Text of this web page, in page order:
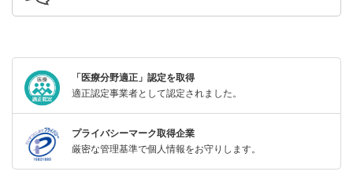
「医療分野適正」認定を取得
適正認定事業者として認定されました。
プライバシーマーク取得企業
厳密な管理基準で個人情報をお守りします。